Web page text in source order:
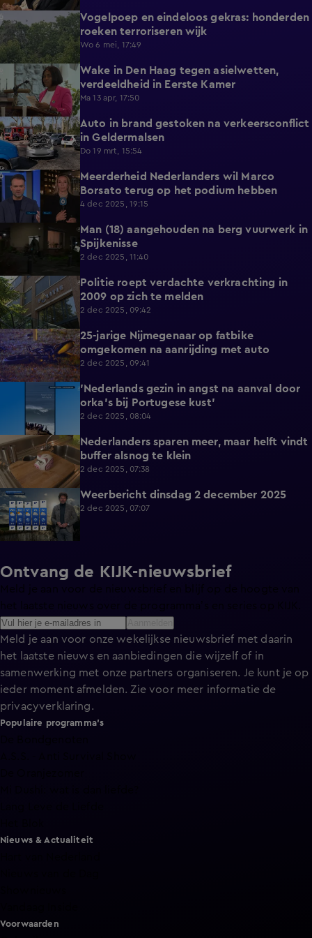
2:29
Vogelpoep en eindeloos gekras: honderden
roeken terroriseren wijk
Wo 6 mei, 17:49
4:06
Wake in Den Haag tegen asielwetten,
verdeeldheid in Eerste Kamer
Ma 13 apr, 17:50
0:45
Auto in brand gestoken na verkeersconflict
in Geldermalsen
Do 19 mrt, 15:54
1:02
Meerderheid Nederlanders wil Marco
Borsato terug op het podium hebben
4 dec 2025, 19:15
1:06
Man (18) aangehouden na berg vuurwerk in
Spijkenisse
2 dec 2025, 11:40
1:10
Politie roept verdachte verkrachting in
2009 op zich te melden
2 dec 2025, 09:42
0:36
25-jarige Nijmegenaar op fatbike
omgekomen na aanrijding met auto
2 dec 2025, 09:41
'Nederlands gezin in angst na aanval door
orka's bij Portugese kust'
2 dec 2025, 08:04
0:49
Nederlanders sparen meer, maar helft vindt
buffer alsnog te klein
2 dec 2025, 07:38
1:29 Weerbericht dinsdag 2 december 2025
2 dec 2025, 07:07
Ontvang de KIJK-nieuwsbrief
Meld je aan voor de nieuwsbrief en blijf op de hoogte van
Meld je aan voor onze wekelijkse nieuwsbrief met daarin
het laatste nieuws en aanbiedingen die wijzelf of in
samenwerking met onze partners organiseren. Je kunt je op
ieder moment afmelden. Zie voor meer informatie de
privacyverklaring.
Populaire programma's
Nieuws & Actualiteit
Voorwaarden